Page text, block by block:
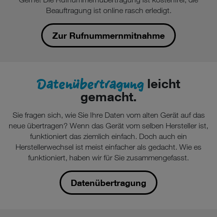
Beauftragung ist online rasch erledigt.
Zur Rufnummernmitnahme
Datenübertragung leicht
gemacht.
Sie fragen sich, wie Sie Ihre Daten vom alten Gerät auf das
neue übertragen? Wenn das Gerät vom selben Hersteller ist,
funktioniert das ziemlich einfach. Doch auch ein
Herstellerwechsel ist meist einfacher als gedacht. Wie es
funktioniert, haben wir für Sie zusammengefasst.
Datenübertragung